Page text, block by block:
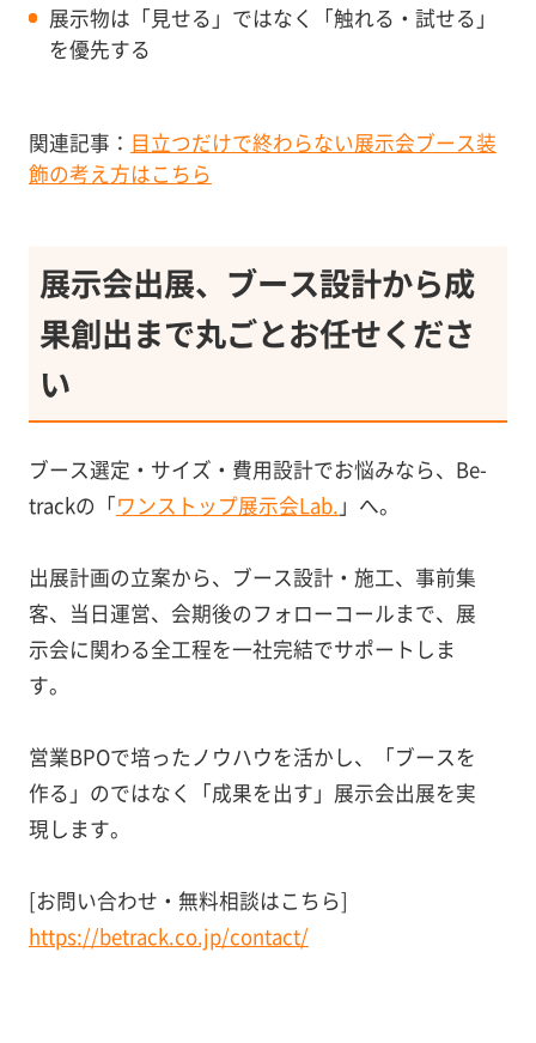
展示物は「見せる」ではなく「触れる・試せる」
を優先する
関連記事： 目立つだけで終わらない展示会ブース装
飾の考え方はこちら
展示会出展、ブース設計から成
果創出まで丸ごとお任せくださ
い
ブース選定・サイズ・費用設計でお悩みなら、Be-
trackの「ワンストップ展示会Lab. 」へ。
出展計画の立案から、ブース設計・施工、事前集
客、当日運営、会期後のフォローコールまで、展
示会に関わる全工程を一社完結でサポートしま
す。
営業BPOで培ったノウハウを活かし、「ブースを
作る」のではなく「成果を出す」展示会出展を実
現します。
[お問い合わせ・無料相談はこちら]
https://betrack.co.jp/contact/